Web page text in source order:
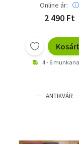
Online ár:
2 490 Ft
4 - 6
ANTIKVÁR